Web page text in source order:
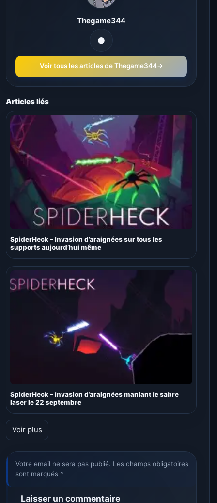
Thegame344
Voir tous les articles de Thegame344→
Articles liés
SpiderHeck – Invasion d’araignées sur tous les
supports aujourd’hui même
SpiderHeck – Invasion d’araignées maniant le sabre
laser le 22 septembre
Voir plus
Votre email ne sera pas publié. Les champs obligatoires
sont marqués *
Laisser un commentaire